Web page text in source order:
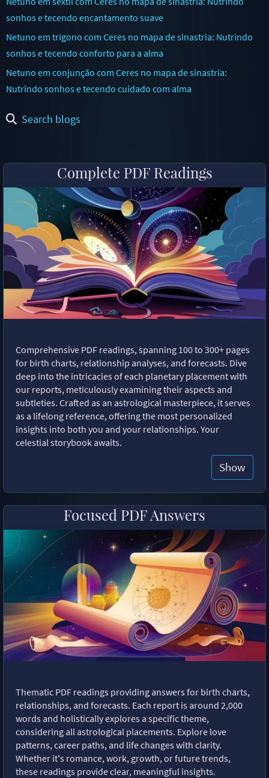
sonhos e tecendo encantamento suave
Netuno em trígono com Ceres no mapa de sinastria: Nutrindo
sonhos e tecendo conforto para a alma
Netuno em conjunção com Ceres no mapa de sinastria:
Nutrindo sonhos e tecendo cuidado com alma
Search blogs
Complete PDF Readings
Comprehensive PDF readings, spanning 100 to 300+ pages
for birth charts, relationship analyses, and forecasts. Dive
deep into the intricacies of each planetary placement with
our reports, meticulously examining their aspects and
subtleties. Crafted as an astrological masterpiece, it serves
as a lifelong reference, offering the most personalized
insights into both you and your relationships. Your
celestial storybook awaits.
Show
Focused PDF Answers
Thematic PDF readings providing answers for birth charts,
relationships, and forecasts. Each report is around 2,000
words and holistically explores a specific theme,
considering all astrological placements. Explore love
patterns, career paths, and life changes with clarity.
Whether it's romance, work, growth, or future trends,
these readings provide clear, meaningful insights.